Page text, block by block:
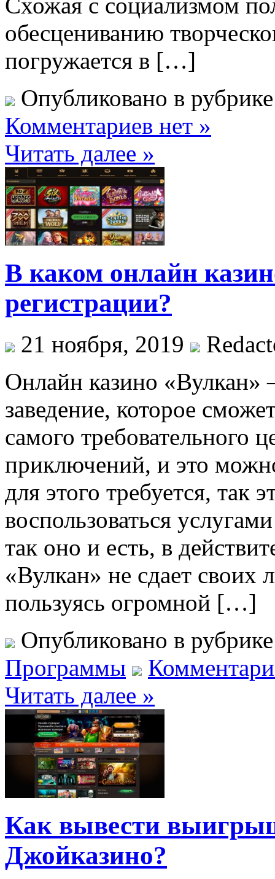
Схожая с социализмом
обесцениванию
погружается в […]
Опубликовано в
Комментариев нет »
Читать далее »
В каком онлайн
регистрации?
21 ноября, 2019
Онлайн казино «Вулкан»
заведение, которое
самого требовательного
приключений, и это
для этого требуется, так
воспользоваться
так оно и есть, в
«Вулкан» не сдает
пользуясь огромной […]
Опубликовано в
Программы
Читать далее »
Как вывести
Джойказино?